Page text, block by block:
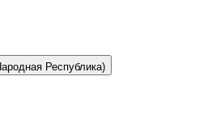
Республика)